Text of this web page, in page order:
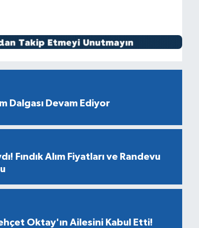
Dalgası Devam Ediyor
Fındık Alım Fiyatları ve Randevu
Oktay'ın Ailesini Kabul Etti!